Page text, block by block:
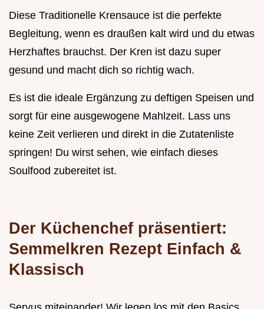
Diese Traditionelle Krensauce ist die perfekte
Begleitung, wenn es draußen kalt wird und du etwas
Herzhaftes brauchst. Der Kren ist dazu super
gesund und macht dich so richtig wach.
Es ist die ideale Ergänzung zu deftigen Speisen und
sorgt für eine ausgewogene Mahlzeit. Lass uns
keine Zeit verlieren und direkt in die Zutatenliste
springen! Du wirst sehen, wie einfach dieses
Soulfood zubereitet ist.
Der Küchenchef präsentiert:
Semmelkren Rezept Einfach &
Klassisch